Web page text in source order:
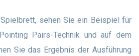
Pairs-Technik und auf dem
Sie das Ergebnis der Ausführung